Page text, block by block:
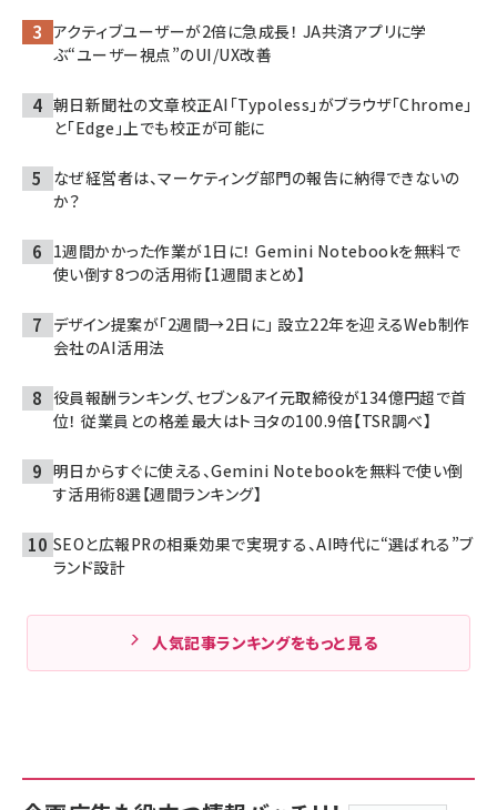
アクティブユーザーが2倍に急成長！ JA共済アプリに学
ぶ“ユーザー視点”のUI/UX改善
朝日新聞社の文章校正AI「Typoless」がブラウザ「Chrome」
と「Edge」上でも校正が可能に
なぜ経営者は、マーケティング部門の報告に納得できないの
か？
1週間かかった作業が1日に！ Gemini Notebookを無料で
使い倒す8つの活用術【1週間まとめ】
デザイン提案が「2週間→2日に」 設立22年を迎えるWeb制作
会社のAI活用法
役員報酬ランキング、セブン＆アイ元取締役が134億円超で首
位！ 従業員との格差最大はトヨタの100.9倍【TSR調べ】
明日からすぐに使える、Gemini Notebookを無料で使い倒
す活用術8選【週間ランキング】
SEOと広報PRの相乗効果で実現する、AI時代に“選ばれる”ブ
ランド設計
人気記事ランキングをもっと見る